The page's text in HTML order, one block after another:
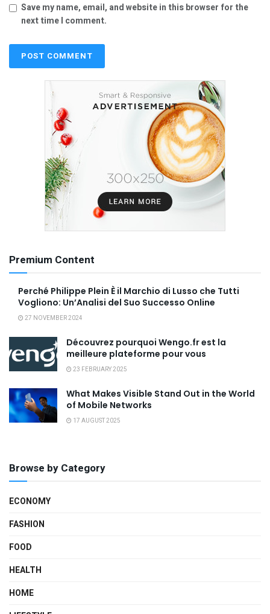
Save my name, email, and website in this browser for the
next time I comment.
Premium Content
Perché Philippe Plein È il Marchio di Lusso che Tutti
Vogliono: Un’Analisi del Suo Successo Online
27 NOVEMBER 2024
Découvrez pourquoi Wengo.fr est la
meilleure plateforme pour vous
23 FEBRUARY 2025
What Makes Visible Stand Out in the World
of Mobile Networks
17 AUGUST 2025
Browse by Category
ECONOMY
FASHION
FOOD
HEALTH
HOME